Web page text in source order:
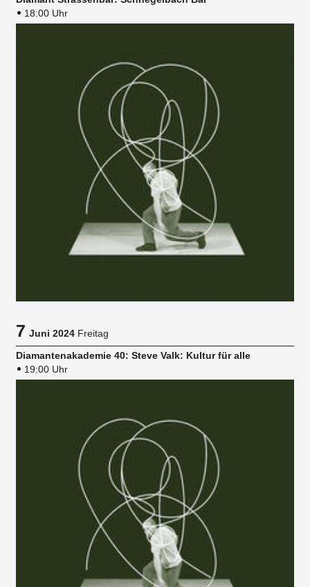
18:00 Uhr
7Juni 2024 Freitag
Diamantenakademie 40: Steve Valk: Kultur für alle
19:00 Uhr